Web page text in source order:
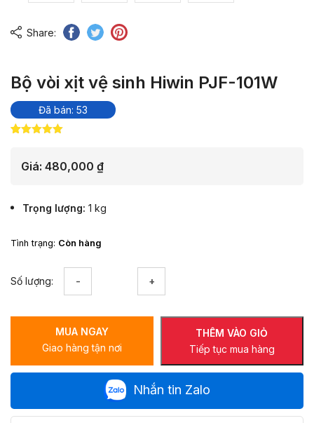
Share:
Bộ vòi xịt vệ sinh Hiwin PJF-101W
Đã bán: 53
đánh giá
Giá: 480,000 ₫
Trọng lượng 1 kg
Tình trạng: Còn hàng
Số lượng:
vệ
sinh
Hiwin
101W
lượng
THÊM VÀO GIỎ
Tiếp tục mua hàng
MUA NGAY
Giao hàng tận nơi
Nhắn tin Zalo